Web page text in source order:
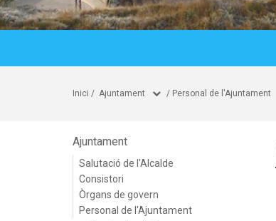
Inici / Ajuntament / Personal de l'Ajuntament
Ajuntament
Salutació de l'Alcalde
Consistori
Òrgans de govern
Personal de l'Ajuntament